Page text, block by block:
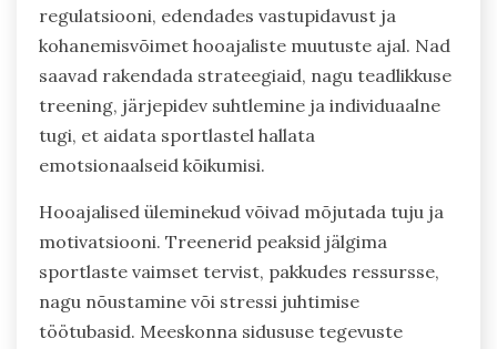
regulatsiooni, edendades vastupidavust ja
kohanemisvõimet hooajaliste muutuste ajal. Nad
saavad rakendada strateegiaid, nagu teadlikkuse
treening, järjepidev suhtlemine ja individuaalne
tugi, et aidata sportlastel hallata
emotsionaalseid kõikumisi.
Hooajalised üleminekud võivad mõjutada tuju ja
motivatsiooni. Treenerid peaksid jälgima
sportlaste vaimset tervist, pakkudes ressursse,
nagu nõustamine või stressi juhtimise
töötubasid. Meeskonna sidususe tegevuste